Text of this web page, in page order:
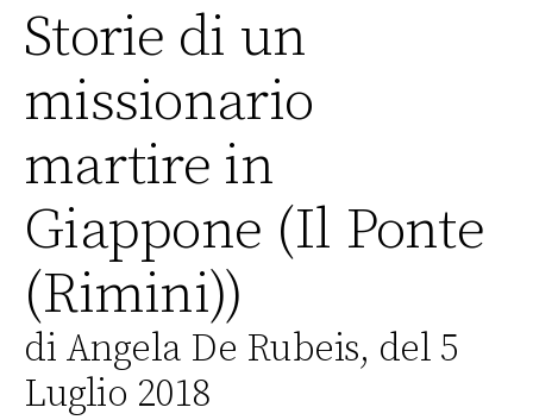
Storie di un
missionario
martire in
Giappone (Il Ponte
(Rimini))
di Angela De Rubeis, del 5
Luglio 2018